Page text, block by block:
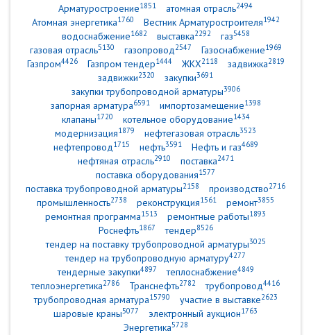
Арматуростроение1851 атомная отрасль2494
Атомная энергетика1760 Вестник Арматуростроителя1942
водоснабжение1682 выставка2292 газ5458
газовая отрасль5130 газопровод2547 Газоснабжение1969
Газпром4426 Газпром тендер1444 ЖКХ2118 задвижка2819
задвижки2320 закупки3691
закупки трубопроводной арматуры3906
запорная арматура6591 импортозамещение1398
клапаны1720 котельное оборудование1434
модернизация1879 нефтегазовая отрасль3523
нефтепровод1715 нефть3591 Нефть и газ4689
нефтяная отрасль2910 поставка2471
поставка оборудования1577
поставка трубопроводной арматуры2158 производство2716
промышленность2738 реконструкция1561 ремонт3855
ремонтная программа1513 ремонтные работы1893
Роснефть1867 тендер8526
тендер на поставку трубопроводной арматуры3025
тендер на трубопроводную арматуру4277
тендерные закупки4897 теплоснабжение4849
теплоэнергетика2786 Транснефть2782 трубопровод4416
трубопроводная арматура15790 участие в выставке2623
шаровые краны5077 электронный аукцион1763
Энергетика5728